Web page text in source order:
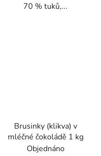
70 % tuků,...
Brusinky (klikva) v
mléčné čokoládě 1 kg
Objednáno